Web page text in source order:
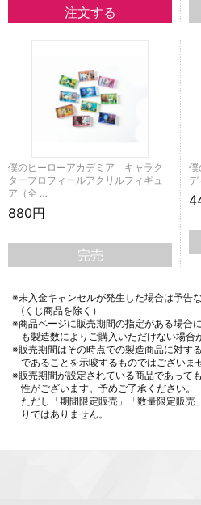
僕のヒーローアカデミア キャラク
タープロフィールアクリルフィギュ
ア（全 …
880円
完売
僕
デ
※未入金キャンセルが発生した場合は予告
(くじ商品を除く）
※商品ページに販売期間の指定がある場合
も製造数によりご購入いただけない場合
※販売期間はその時点での製造商品に対す
であることを示唆するものではございま
※販売期間が設定されている商品であって
性がございます。予めご了承ください。
ただし「期間限定販売」「数量限定販売
りではありません。